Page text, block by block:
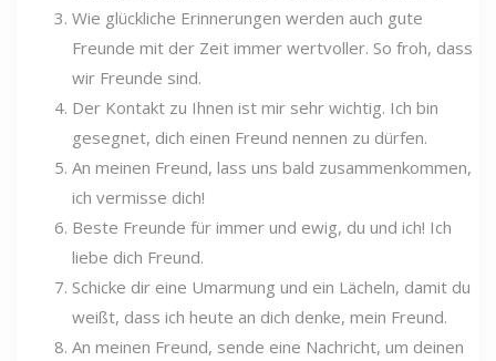
Wie glückliche Erinnerungen werden auch gute
Freunde mit der Zeit immer wertvoller. So froh, dass
wir Freunde sind.
Der Kontakt zu Ihnen ist mir sehr wichtig. Ich bin
gesegnet, dich einen Freund nennen zu dürfen.
An meinen Freund, lass uns bald zusammenkommen,
ich vermisse dich!
Beste Freunde für immer und ewig, du und ich! Ich
liebe dich Freund.
Schicke dir eine Umarmung und ein Lächeln, damit du
weißt, dass ich heute an dich denke, mein Freund.
An meinen Freund, sende eine Nachricht, um deinen